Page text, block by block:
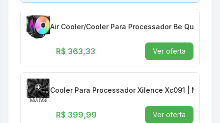
Air Cooler/Cooler Para Processador Be Quiet
R$ 363,33 Ver oferta
Cooler Para Processador Xilence Xc091 |
R$ 399,99 Ver oferta